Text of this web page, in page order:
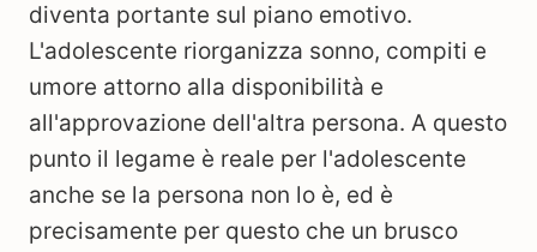
diventa portante sul piano emotivo.
L'adolescente riorganizza sonno, compiti e
umore attorno alla disponibilità e
all'approvazione dell'altra persona. A questo
punto il legame è reale per l'adolescente
anche se la persona non lo è, ed è
precisamente per questo che un brusco